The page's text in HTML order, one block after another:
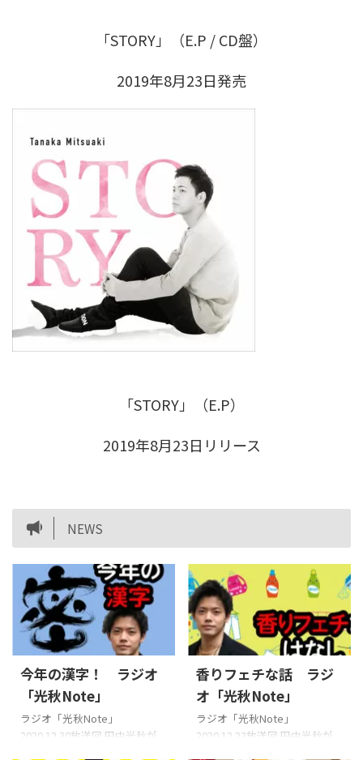
「STORY」（E.P / CD盤）
2019年8月23日発売
「STORY」（E.P）
2019年8月23日リリース
NEWS
今年の漢字！ ラジオ
「光秋Note」
ラジオ「光秋Note」
2020.12.30放送回 田中光秋が
香りフェチな話 ラジ
オ「光秋Note」
ラジオ「光秋Note」
2020.12.23放送回 田中光秋が